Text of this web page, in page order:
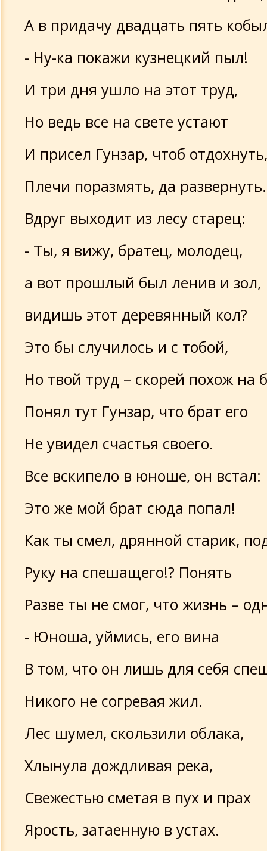
А в придачу двадцать пять
- Ну-ка покажи кузнецкий пыл!
И три дня ушло на этот труд,
Но ведь все на свете устают
И присел Гунзар, чтоб отдохнуть,
Плечи поразмять, да развернуть.
Вдруг выходит из лесу старец:
- Ты, я вижу, братец, молодец,
а вот прошлый был ленив и зол,
видишь этот деревянный кол?
Это бы случилось и с тобой,
Но твой труд – скорей похож на
Понял тут Гунзар, что брат его
Не увидел счастья своего.
Все вскипело в юноше, он встал:
Это же мой брат сюда попал!
Как ты смел, дрянной старик,
Руку на спешащего!? Понять
Разве ты не смог, что жизнь –
- Юноша, уймись, его вина
В том, что он лишь для себя
Никого не согревая жил.
Лес шумел, скользили облака,
Хлынула дождливая река,
Свежестью сметая в пух и прах
Ярость, затаенную в устах.